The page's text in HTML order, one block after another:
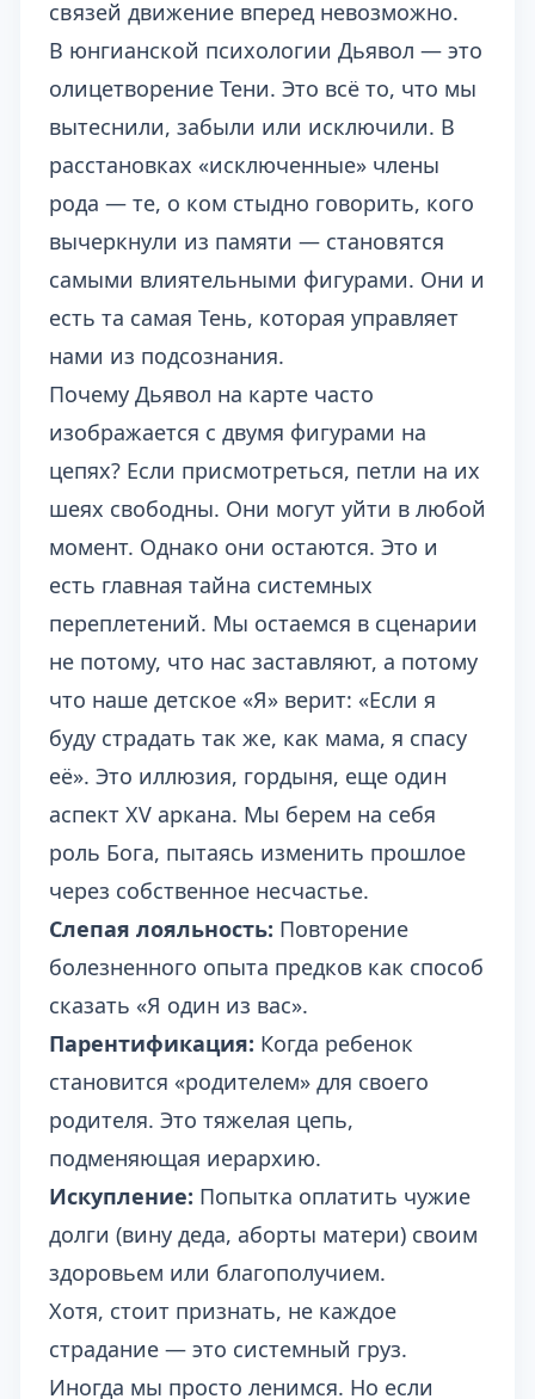
связей движение вперед невозможно.
В юнгианской психологии Дьявол — это
олицетворение Тени. Это всё то, что мы
вытеснили, забыли или исключили. В
расстановках «исключенные» члены
рода — те, о ком стыдно говорить, кого
вычеркнули из памяти — становятся
самыми влиятельными фигурами. Они и
есть та самая Тень, которая управляет
нами из подсознания.
Почему Дьявол на карте часто
изображается с двумя фигурами на
цепях? Если присмотреться, петли на их
шеях свободны. Они могут уйти в любой
момент. Однако они остаются. Это и
есть главная тайна системных
переплетений. Мы остаемся в сценарии
не потому, что нас заставляют, а потому
что наше детское «Я» верит: «Если я
буду страдать так же, как мама, я спасу
её». Это иллюзия, гордыня, еще один
аспект XV аркана. Мы берем на себя
роль Бога, пытаясь изменить прошлое
через собственное несчастье.
Слепая лояльность: Повторение
болезненного опыта предков как способ
сказать «Я один из вас».
Парентификация: Когда ребенок
становится «родителем» для своего
родителя. Это тяжелая цепь,
подменяющая иерархию.
Искупление: Попытка оплатить чужие
долги (вину деда, аборты матери) своим
здоровьем или благополучием.
Хотя, стоит признать, не каждое
страдание — это системный груз.
Иногда мы просто ленимся. Но если